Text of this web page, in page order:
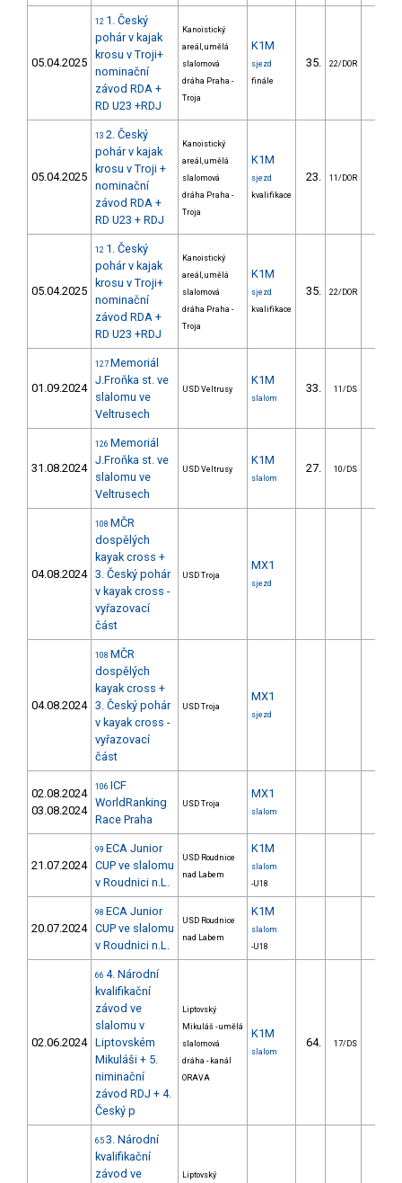
05.04.2025
12 1. Český
pohár v kajak
krosu v Troji+
nominační
závod RDA +
RD U23 +RDJ
Kanoistický
areál, umělá
slalomová
dráha Praha -
Troja
K1M
sjezd
finále
35. 22/DOR
05.04.2025
13 2. Český
pohár v kajak
krosu v Troji +
nominační
závod RDA +
RD U23 + RDJ
Kanoistický
areál, umělá
slalomová
dráha Praha -
Troja
K1M
sjezd
kvalifikace
23. 11/DOR
05.04.2025
12 1. Český
pohár v kajak
krosu v Troji+
nominační
závod RDA +
RD U23 +RDJ
Kanoistický
areál, umělá
slalomová
dráha Praha -
Troja
K1M
sjezd
kvalifikace
35. 22/DOR
01.09.2024
127 Memoriál
J.Froňka st. ve
slalomu ve
Veltrusech
USD Veltrusy
K1M
slalom
33. 11/DS
31.08.2024
126 Memoriál
J.Froňka st. ve
slalomu ve
Veltrusech
USD Veltrusy
K1M
slalom
27. 10/DS
04.08.2024
108 MČR
dospělých
kayak cross +
3. Český pohár
v kayak cross -
vyřazovací
část
USD Troja
MX1
sjezd
04.08.2024
108 MČR
dospělých
kayak cross +
3. Český pohár
v kayak cross -
vyřazovací
část
USD Troja
MX1
sjezd
02.08.2024
03.08.2024
106 ICF
WorldRanking
Race Praha
USD Troja
MX1
slalom
21.07.2024
99 ECA Junior
CUP ve slalomu
v Roudnici n.L.
USD Roudnice
nad Labem
K1M
slalom
-U18
20.07.2024
98 ECA Junior
CUP ve slalomu
v Roudnici n.L.
USD Roudnice
nad Labem
K1M
slalom
-U18
02.06.2024
66 4. Národní
kvalifikační
závod ve
slalomu v
Liptovském
Mikuláši + 5.
niminační
závod RDJ + 4.
Český p
Liptovský
Mikuláš - umělá
slalomová
dráha - kanál
ORAVA
K1M
slalom
64. 17/DS
65 3. Národní
kvalifikační
závod ve
Liptovský